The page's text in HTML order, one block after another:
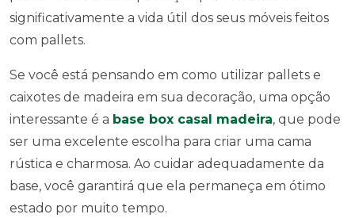
significativamente a vida útil dos seus móveis feitos
com pallets.
Se você está pensando em como utilizar pallets e
caixotes de madeira em sua decoração, uma opção
interessante é a base box casal madeira, que pode
ser uma excelente escolha para criar uma cama
rústica e charmosa. Ao cuidar adequadamente da
base, você garantirá que ela permaneça em ótimo
estado por muito tempo.